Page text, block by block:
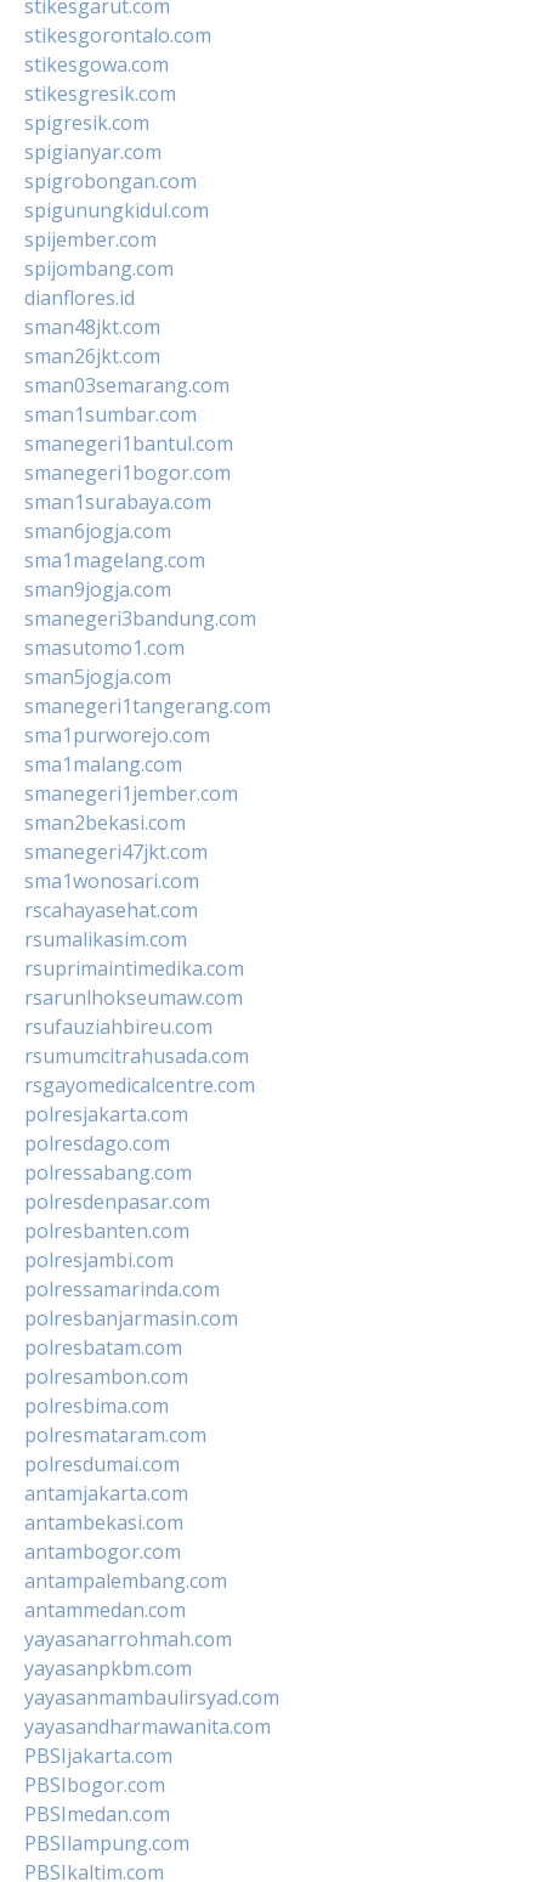
stikesgarut.com
stikesgorontalo.com
stikesgowa.com
stikesgresik.com
spigresik.com
spigianyar.com
spigrobongan.com
spigunungkidul.com
spijember.com
spijombang.com
dianflores.id
sman48jkt.com
sman26jkt.com
sman03semarang.com
sman1sumbar.com
smanegeri1bantul.com
smanegeri1bogor.com
sman1surabaya.com
sman6jogja.com
sma1magelang.com
sman9jogja.com
smanegeri3bandung.com
smasutomo1.com
sman5jogja.com
smanegeri1tangerang.com
sma1purworejo.com
sma1malang.com
smanegeri1jember.com
sman2bekasi.com
smanegeri47jkt.com
sma1wonosari.com
rscahayasehat.com
rsumalikasim.com
rsuprimaintimedika.com
rsarunlhokseumaw.com
rsufauziahbireu.com
rsumumcitrahusada.com
rsgayomedicalcentre.com
polresjakarta.com
polresdago.com
polressabang.com
polresdenpasar.com
polresbanten.com
polresjambi.com
polressamarinda.com
polresbanjarmasin.com
polresbatam.com
polresambon.com
polresbima.com
polresmataram.com
polresdumai.com
antamjakarta.com
antambekasi.com
antambogor.com
antampalembang.com
antammedan.com
yayasanarrohmah.com
yayasanpkbm.com
yayasanmambaulirsyad.com
yayasandharmawanita.com
PBSIjakarta.com
PBSIbogor.com
PBSImedan.com
PBSIlampung.com
PBSIkaltim.com